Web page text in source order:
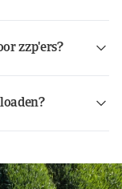
zzp'ers?